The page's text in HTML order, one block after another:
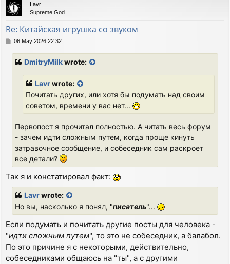
Lavr
Supreme God
Re: Китайская игрушка со звуком
P06 May 2026 22:32
DmitryMilkwrote:
Lavrwrote:
Почитать других, или хотя бы подумать над своим
советом, времени у вас нет...
Первопост я прочитал полностью. А читать весь форум
- зачем идти сложным путем, когда проще кинуть
затравочное сообщение, и собеседник сам раскроет
все детали?
Так я и констатировал факт:
Lavrwrote:
Но вы, насколько я понял, "писатель"...
Если подумать и почитать другие посты для человека -
"идти сложным путем", то это не собеседник, а балабол.
По это причине я с некоторыми, действительно,
собеседниками общаюсь на "ты", а с другими